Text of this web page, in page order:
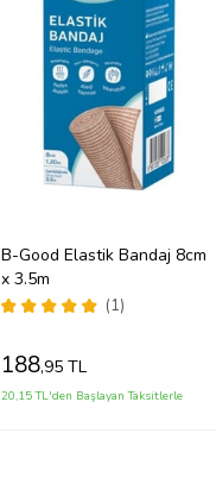
B-Good Elastik Bandaj 8cm
x 3.5m
(1)
188,95 TL
20,15 TL'den Başlayan Taksitlerle